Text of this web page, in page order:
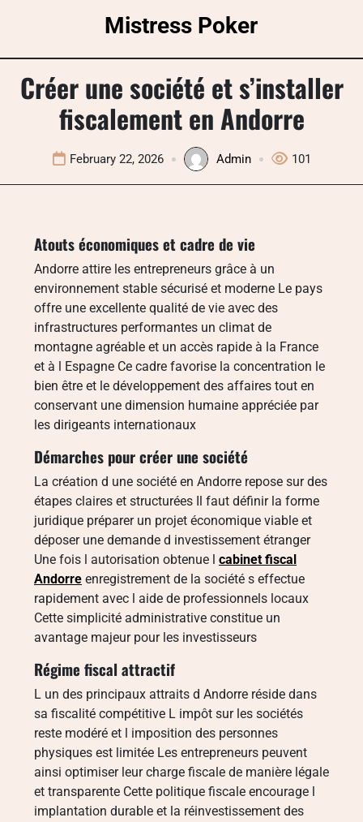
Mistress Poker
Créer une société et s’installer
fiscalement en Andorre
February 22, 2026 Admin 101
Atouts économiques et cadre de vie
Andorre attire les entrepreneurs grâce à un
environnement stable sécurisé et moderne Le pays
offre une excellente qualité de vie avec des
infrastructures performantes un climat de
montagne agréable et un accès rapide à la France
et à l Espagne Ce cadre favorise la concentration le
bien être et le développement des affaires tout en
conservant une dimension humaine appréciée par
les dirigeants internationaux
Démarches pour créer une société
La création d une société en Andorre repose sur des
étapes claires et structurées Il faut définir la forme
juridique préparer un projet économique viable et
déposer une demande d investissement étranger
Une fois l autorisation obtenue l cabinet fiscal
Andorre enregistrement de la société s effectue
rapidement avec l aide de professionnels locaux
Cette simplicité administrative constitue un
avantage majeur pour les investisseurs
Régime fiscal attractif
L un des principaux attraits d Andorre réside dans
sa fiscalité compétitive L impôt sur les sociétés
reste modéré et l imposition des personnes
physiques est limitée Les entrepreneurs peuvent
ainsi optimiser leur charge fiscale de manière légale
et transparente Cette politique fiscale encourage l
implantation durable et la réinvestissement des